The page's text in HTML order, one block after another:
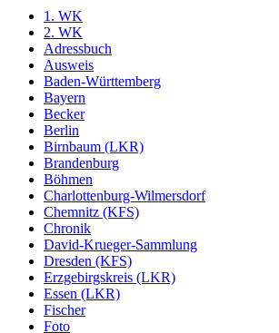
1. WK
2. WK
Adressbuch
Ausweis
Baden-Württemberg
Bayern
Becker
Berlin
Birnbaum (LKR)
Brandenburg
Böhmen
Charlottenburg-Wilmersdorf
Chemnitz (KFS)
Chronik
David-Krueger-Sammlung
Dresden (KFS)
Erzgebirgskreis (LKR)
Essen (LKR)
Fischer
Foto